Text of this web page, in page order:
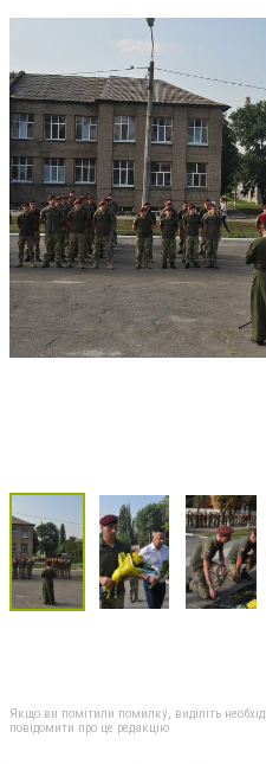
Якщо ви помітили помилку, виділіть
повідомити про це редакцію